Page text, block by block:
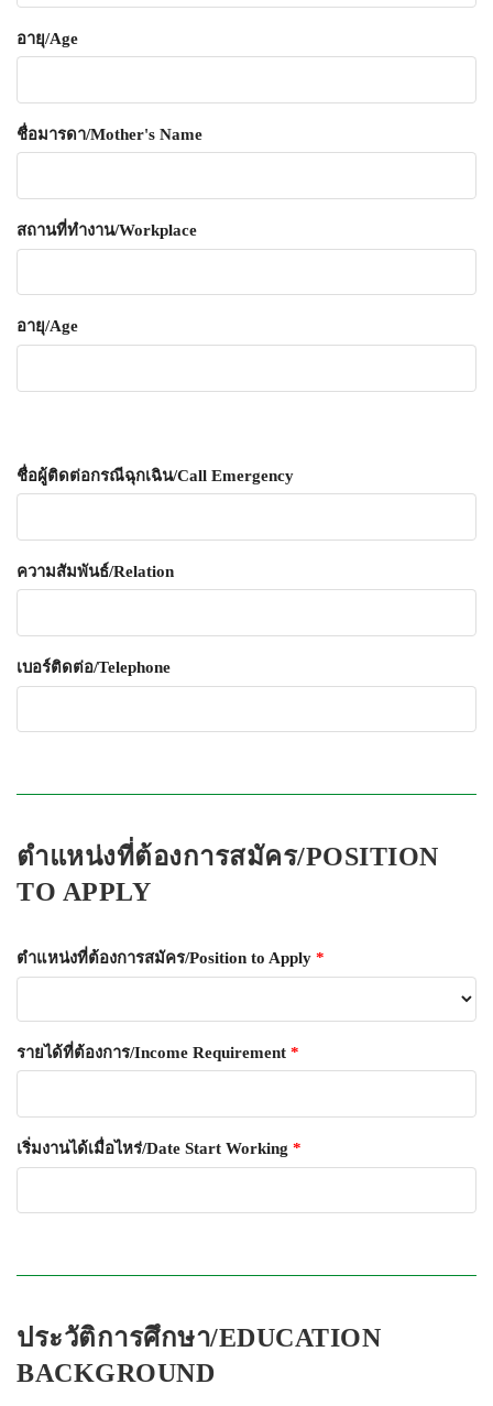
อายุ/Age
ชื่อมารดา/Mother's Name
สถานที่ทำงาน/Workplace
อายุ/Age
ชื่อผู้ติดต่อกรณีฉุกเฉิน/Call Emergency
ความสัมพันธ์/Relation
เบอร์ติดต่อ/Telephone
ตำแหน่งที่ต้องการสมัคร/POSITION
TO APPLY
ตำแหน่งที่ต้องการสมัคร/Position to Apply *
รายได้ที่ต้องการ/Income Requirement *
เริ่มงานได้เมื่อไหร่/Date Start Working *
ประวัติการศึกษา/EDUCATION
BACKGROUND